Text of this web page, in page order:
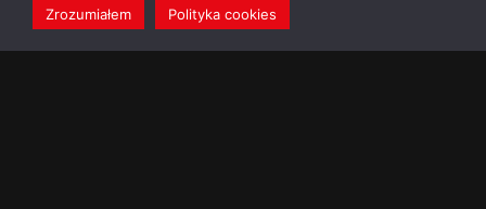
Zrozumiałem
Polityka cookies